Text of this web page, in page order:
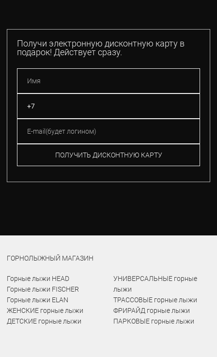
Получи электронную дисконтную карту в
подарок! Действует сразу.
ПОЛУЧИТЬ ДИСКОНТНУЮ КАРТУ
ГОРНОЛЫЖНЫЙ МАГАЗИН
Горные лыжи HEAD
Горные лыжи FISCHER
Горные лыжи ELAN
ЖЕНСКИЕ горные лыжи
ДЕТСКИЕ горные лыжи
УНИВЕРСАЛЬНЫЕ горные
лыжи
ТРАССОВЫЕ горные лыжи
ФРИРАЙД горные лыжи
ПАРКОВЫЕ горные лыжи